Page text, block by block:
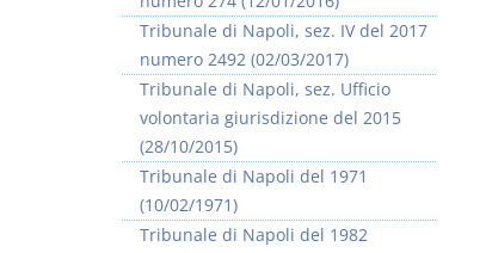
Tribunale di Napoli, sez. IV del 2017
numero 2492 (02/03/2017)
Tribunale di Napoli, sez. Ufficio
volontaria giurisdizione del 2015
(28/10/2015)
Tribunale di Napoli del 1971
(10/02/1971)
Tribunale di Napoli del 1982
I Vincoli Preliminari
D. Minussi